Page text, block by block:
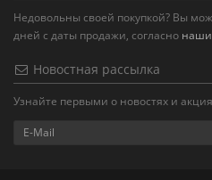
Недовольны своей покупкой? Вы
дней с даты продажи, согласно
Новостная рассылка
Узнайте первыми о новостях и